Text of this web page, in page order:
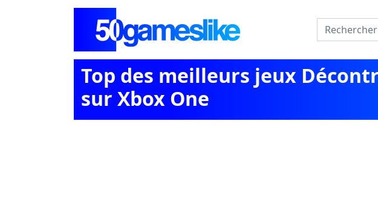
Top des meilleurs jeux
sur Xbox One